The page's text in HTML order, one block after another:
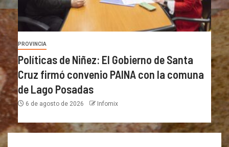
PROVINCIA
Políticas de Niñez: El Gobierno de Santa
Cruz firmó convenio PAINA con la comuna
de Lago Posadas
6 de agosto de 2026 Infomix